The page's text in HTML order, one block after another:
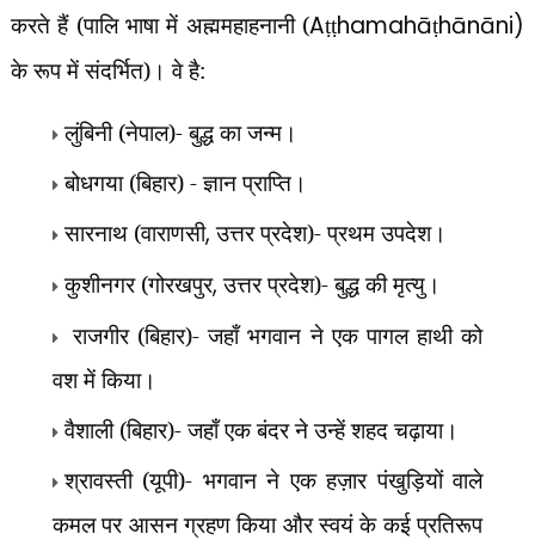
करते हैं (पालि भाषा में अह्ममहाहनानी (Aṭṭhamahāṭhānāni)
के रूप में संदर्भित)। वे है:
लुंबिनी (नेपाल)- बुद्ध का जन्म।
बोधगया (बिहार) - ज्ञान प्राप्ति।
सारनाथ (वाराणसी,उत्तर प्रदेश)- प्रथम उपदेश।
कुशीनगर (गोरखपुर,उत्तर प्रदेश)- बुद्ध की मृत्यु।
राजगीर (बिहार)- जहाँ भगवान ने एक पागल हाथी को
वश में किया।
वैशाली (बिहार)- जहाँ एक बंदर ने उन्हें शहद चढ़ाया।
श्रावस्ती (यूपी)- भगवान ने एक हज़ार पंखुड़ियों वाले
कमल पर आसन ग्रहण किया और स्वयं के कई प्रतिरूप